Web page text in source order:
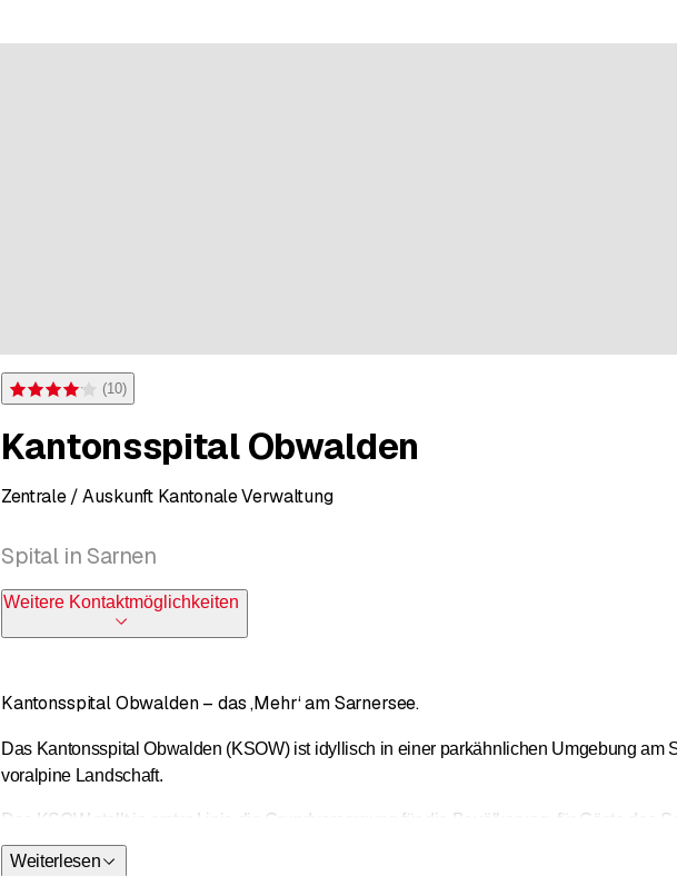
Bewertung 4,1 von 5 Sternen bei 10 Bewertungen
(10)
Kantonsspital Obwalden
Zentrale / Auskunft Kantonale Verwaltung
Spital in Sarnen
Weitere Kontaktmöglichkeiten
Kantonsspital Obwalden – das ‚Mehr‘ am Sarnersee.
Das Kantonsspital Obwalden (KSOW) ist idyllisch in einer parkähnlichen Umgebung am
voralpine Landschaft.
Das KSOW stellt in erster Linie die Grundversorgung für die Bevölkerung, für Gäste des
der freien Spitalwahl können auch ausserkantonale Patienten unkompliziert unser
Weiterlesen